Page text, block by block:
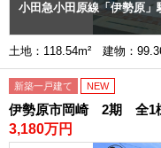
小田急小田原線「伊勢原
土地：118.54m² 建物：
新築一戸建て NEW
伊勢原市岡崎 2期 全1
3,180万円